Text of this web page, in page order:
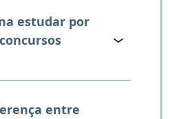
estudar por
entre